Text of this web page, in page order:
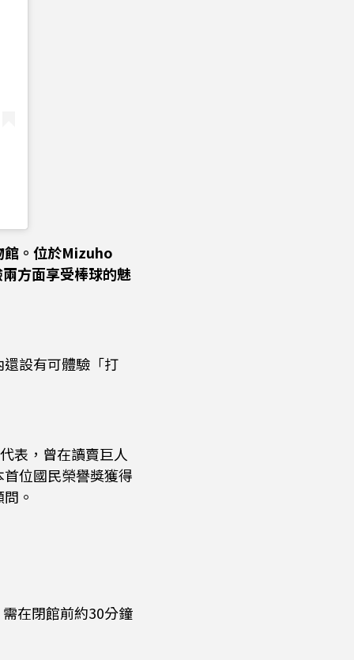
館。位於Mizuho
方面享受棒球的魅
還設有可體驗「打
表，曾在讀賣巨人
位國民榮譽獎獲得
。
需在閉館前約30分鐘